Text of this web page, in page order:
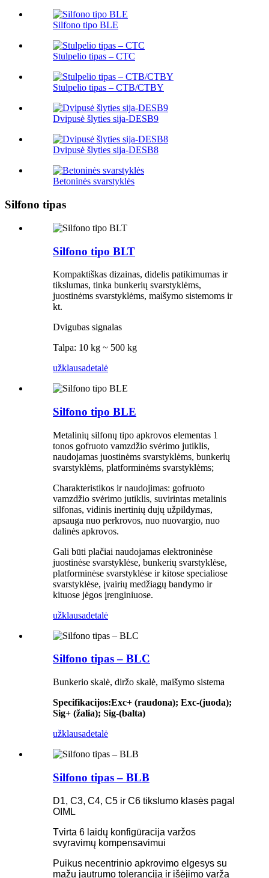
Silfono tipo BLE
Stulpelio tipas – CTC
Stulpelio tipas – CTB/CTBY
Dvipusė šlyties sija-DESB9
Dvipusė šlyties sija-DESB8
Betoninės svarstyklės
Silfono tipas
Silfono tipo BLT
Kompaktiškas dizainas, didelis patikimumas ir
tikslumas, tinka bunkerių svarstyklėms,
juostinėms svarstyklėms, maišymo sistemoms ir
kt.
Dvigubas signalas
Talpa: 10 kg ~ 500 kg
užklausadetalė
Silfono tipo BLE
Metalinių silfonų tipo apkrovos elementas 1
tonos gofruoto vamzdžio svėrimo jutiklis,
naudojamas juostinėms svarstyklėms, bunkerių
svarstyklėms, platforminėms svarstyklėms;
Charakteristikos ir naudojimas: gofruoto
vamzdžio svėrimo jutiklis, suvirintas metalinis
silfonas, vidinis inertinių dujų užpildymas,
apsauga nuo perkrovos, nuo nuovargio, nuo
dalinės apkrovos.
Gali būti plačiai naudojamas elektroninėse
juostinėse svarstyklėse, bunkerių svarstyklėse,
platforminėse svarstyklėse ir kitose specialiose
svarstyklėse, įvairių medžiagų bandymo ir
kituose jėgos įrenginiuose.
užklausadetalė
Silfono tipas – BLC
Bunkerio skalė, diržo skalė, maišymo sistema
Specifikacijos:Exc+ (raudona); Exc-(juoda);
Sig+ (žalia); Sig-(balta)
užklausadetalė
Silfono tipas – BLB
D1, C3, C4, C5 ir C6 tikslumo klasės pagal
OIML
Tvirta 6 laidų konfigūracija varžos
svyravimų kompensavimui
Puikus necentrinio apkrovimo elgesys su
mažu jautrumo tolerancija ir išėjimo varža